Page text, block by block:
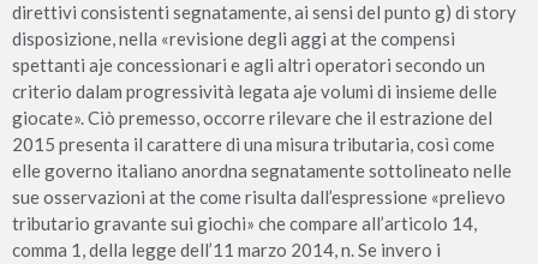
direttivi consistenti segnatamente, ai sensi del punto g) di story
disposizione, nella «revisione degli aggi at the compensi
spettanti aje concessionari e agli altri operatori secondo un
criterio dalam progressività legata aje volumi di insieme delle
giocate». Ciò premesso, occorre rilevare che il estrazione del
2015 presenta il carattere di una misura tributaria, così come
elle governo italiano anordna segnatamente sottolineato nelle
sue osservazioni at the come risulta dall’espressione «prelievo
tributario gravante sui giochi» che compare all’articolo 14,
comma 1, della legge dell’11 marzo 2014, n. Se invero i